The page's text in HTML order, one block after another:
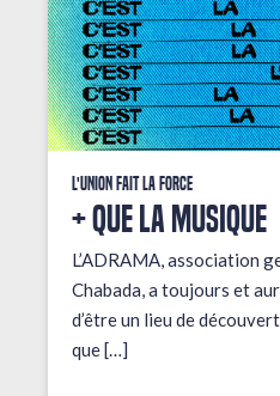
L'union fait la force
+ que la musique
L’ADRAMA, association
Chabada, a toujours et
d’être un lieu de
que […]